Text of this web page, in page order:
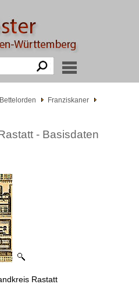
Bettelorden
Franziskaner
- Basisdaten
Rastatt